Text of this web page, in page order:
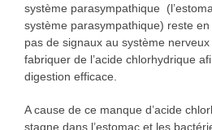
système parasympathique
système parasympathique) reste en
pas de signaux au système
fabriquer de l’acide chlorhydrique
digestion efficace.
A cause de ce manque d’acide
stagne dans l’estomac et les